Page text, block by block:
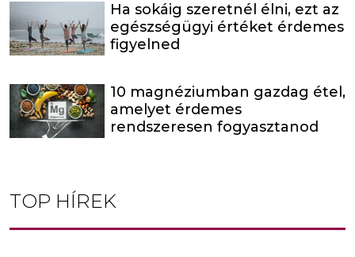
Ha sokáig szeretnél élni, ezt az
egészségügyi értéket érdemes
figyelned
10 magnéziumban gazdag étel,
amelyet érdemes
rendszeresen fogyasztanod
TOP HÍREK